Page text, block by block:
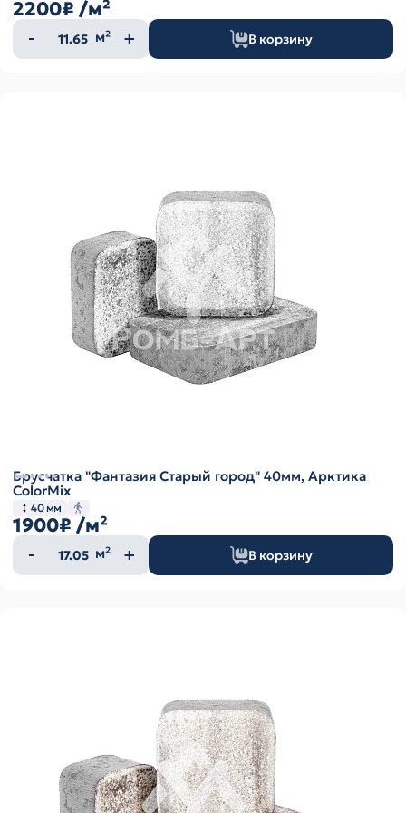
2200₽ /м²
Количество
товара
м² В корзину
Брусчатка "Фантазия Старый город" 40мм, Арктика
ColorMix
40 мм
1900₽ /м²
Количество
товара
м² В корзину